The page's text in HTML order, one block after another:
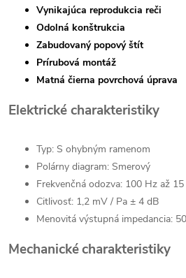
Vynikajúca reprodukcia reči
Odolná konštrukcia
Zabudovaný popový štít
Prírubová montáž
Matná čierna povrchová úprava
Elektrické charakteristiky
Typ: S ohybným ramenom
Polárny diagram: Smerový
Frekvenčná odozva: 100 Hz až
Citlivosť: 1,2 mV / Pa ± 4 dB
Menovitá výstupná impedancia:
Mechanickécharakteristiky